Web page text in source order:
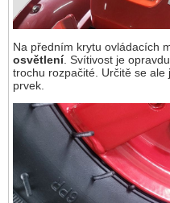
Na předním krytu ovládacích
osvětlení. Svítivost je
trochu rozpačité. Určitě se
prvek.